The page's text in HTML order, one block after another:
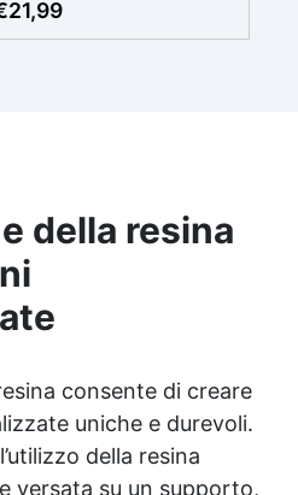
garantisce una finitura
in ogni condizione.
21,99
della resina
consente di creare
uniche e durevoli.
della resina
versata su un supporto,